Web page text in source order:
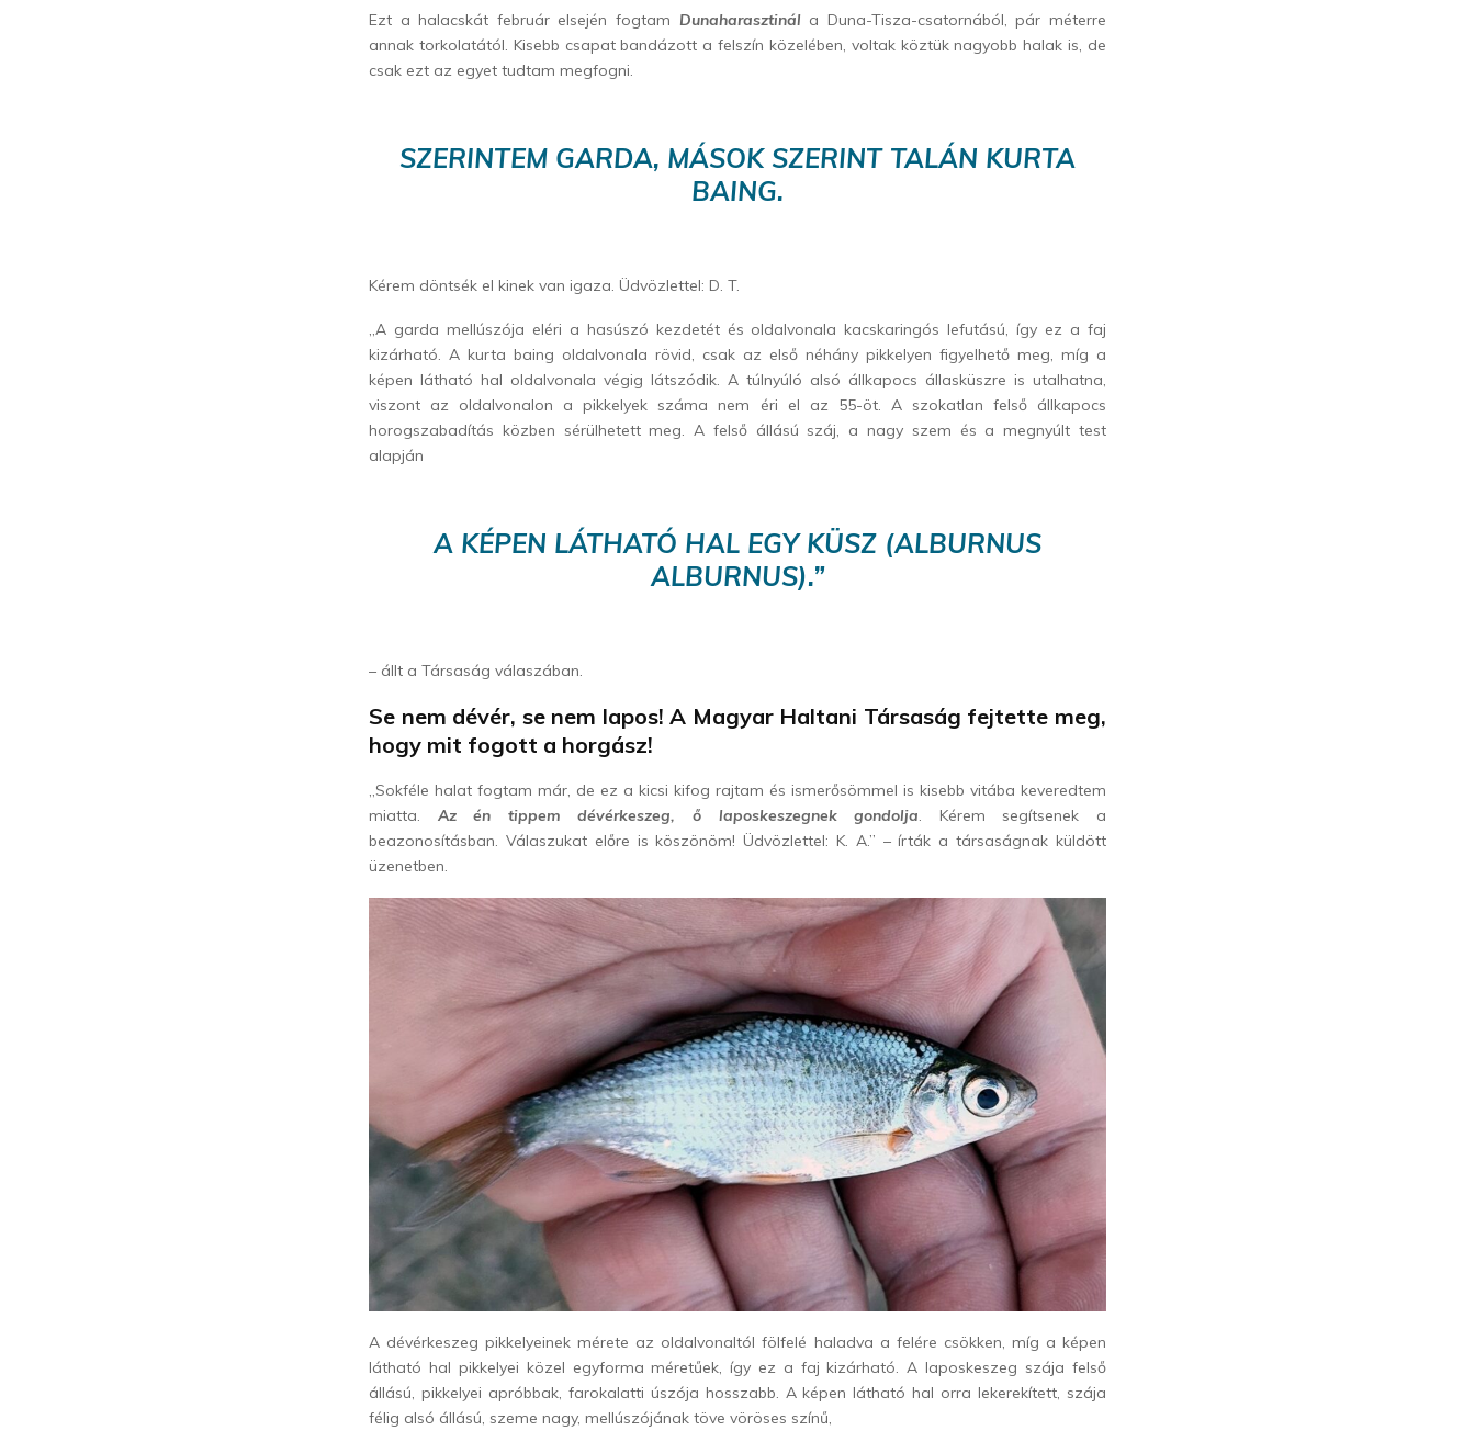
Ezt a halacskát február elsején fogtam Dunaharasztinála Duna-Tisza-csatornából, pár méterre
annak torkolatától. Kisebb csapat bandázott a felszín közelében, voltak köztük nagyobb halak is, de
csak ezt az egyet tudtam megfogni.
SZERINTEM GARDA, MÁSOK SZERINT TALÁN KURTA
BAING.
Kérem döntsék el kinek van igaza. Üdvözlettel: D. T.
„A garda mellúszója eléri a hasúszó kezdetét és oldalvonala kacskaringós lefutású, így ez a faj
kizárható. A kurta baing oldalvonala rövid, csak az első néhány pikkelyen figyelhető meg, míg a
képen látható hal oldalvonala végig látszódik. A túlnyúló alsó állkapocs állasküszre is utalhatna,
viszont az oldalvonalon a pikkelyek száma nem éri el az 55-öt. A szokatlan felső állkapocs
horogszabadítás közben sérülhetett meg. A felső állású száj, a nagy szem és a megnyúlt test
alapján
A KÉPEN LÁTHATÓ HAL EGY KÜSZ (ALBURNUS
ALBURNUS).”
– állt a Társaság válaszában.
Se nem dévér, se nem lapos! A Magyar Haltani Társaság fejtette meg,
hogy mit fogott a horgász!
„Sokféle halat fogtam már, de ez a kicsi kifog rajtam és ismerősömmel is kisebb vitába keveredtem
miatta. Az én tippem dévérkeszeg, ő laposkeszegnek gondolja. Kérem segítsenek a
beazonosításban. Válaszukat előre is köszönöm! Üdvözlettel: K. A.” – írták a társaságnak küldött
üzenetben.
A dévérkeszeg pikkelyeinek mérete az oldalvonaltól fölfelé haladva a felére csökken, míg a képen
látható hal pikkelyei közel egyforma méretűek, így ez a faj kizárható. A laposkeszeg szája felső
állású, pikkelyei apróbbak, farokalatti úszója hosszabb. A képen látható hal orra lekerekített, szája
félig alsó állású, szeme nagy, mellúszójának töve vöröses színű,